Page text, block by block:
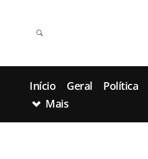
Início Geral Política
Mais